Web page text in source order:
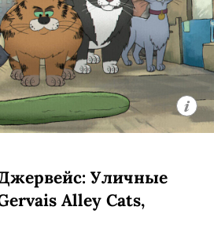
Уличные
Alley Cats,